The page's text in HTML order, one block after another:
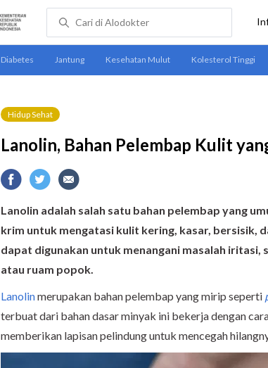
Hidup Sehat
Lanolin, Bahan Pelembap Kulit
Lanolin adalah salah satu bahan pelembap yang
krim untuk mengatasi kulit kering, kasar, bersisik,
dapat digunakan untuk menangani masalah
atau ruam popok.
Lanolinmerupakan bahan pelembap yang mirip seperti
terbuat dari bahan dasar minyak ini bekerja dengan
memberikan lapisan pelindung untuk mencegah